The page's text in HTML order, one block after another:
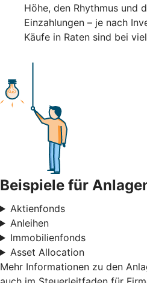
Höhe, den Rhythmus und
Einzahlungen – je nach
Käufe in Raten sind bei
Beispiele für
Aktienfonds
Anleihen
Immobilienfonds
Asset Allocation
Mehr Informationen zu den